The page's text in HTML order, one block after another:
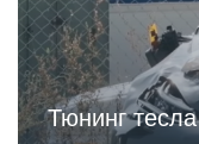
Тюнинг тесла